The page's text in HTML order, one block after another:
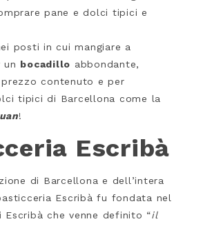
pane e dolci tipici e
posti in cui mangiare a
un bocadillo abbondante,
contenuto e per
tipici di Barcellona come la
!
Escribà
di Barcellona e dell’intera
Escribà fu fondata nel
Escribà che venne definito “il